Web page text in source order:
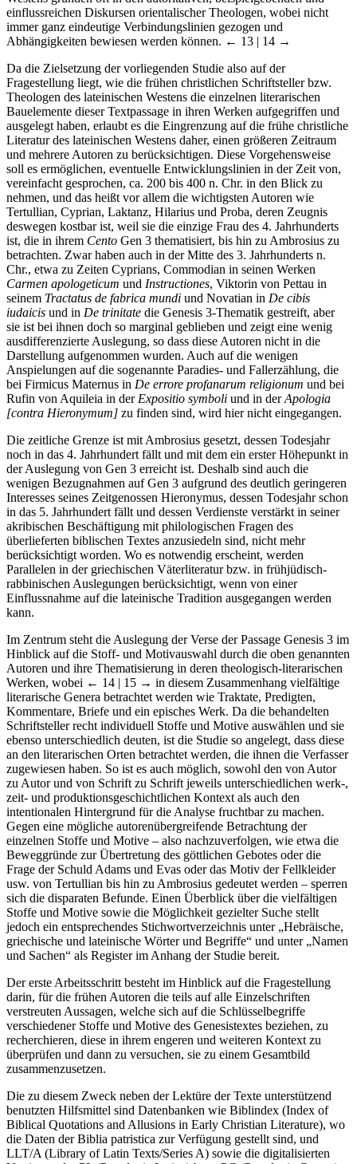
einflussreichen Diskursen orientalischer Theologen, wobei nicht
immer ganz eindeutige Verbindungslinien gezogen und
Abhängigkeiten bewiesen werden können. ← 13 | 14 →
Da die Zielsetzung der vorliegenden Studie also auf der
Fragestellung liegt, wie die frühen christlichen Schriftsteller bzw.
Theologen des lateinischen Westens die einzelnen literarischen
Bauelemente dieser Textpassage in ihren Werken aufgegriffen und
ausgelegt haben, erlaubt es die Eingrenzung auf die frühe christliche
Literatur des lateinischen Westens daher, einen größeren Zeitraum
und mehrere Autoren zu berücksichtigen. Diese Vorgehensweise
soll es ermöglichen, eventuelle Entwicklungslinien in der Zeit von,
vereinfacht gesprochen, ca. 200 bis 400 n. Chr. in den Blick zu
nehmen, und das heißt vor allem die wichtigsten Autoren wie
Tertullian, Cyprian, Laktanz, Hilarius und Proba, deren Zeugnis
deswegen kostbar ist, weil sie die einzige Frau des 4. Jahrhunderts
ist, die in ihrem Cento Gen 3 thematisiert, bis hin zu Ambrosius zu
betrachten. Zwar haben auch in der Mitte des 3. Jahrhunderts n.
Chr., etwa zu Zeiten Cyprians, Commodian in seinen Werken
Carmen apologeticum und Instructiones, Viktorin von Pettau in
seinem Tractatus de fabrica mundi und Novatian in De cibis
iudaicis und in De trinitate die Genesis 3-Thematik gestreift, aber
sie ist bei ihnen doch so marginal geblieben und zeigt eine wenig
ausdifferenzierte Auslegung, so dass diese Autoren nicht in die
Darstellung aufgenommen wurden. Auch auf die wenigen
Anspielungen auf die sogenannte Paradies- und Fallerzählung, die
bei Firmicus Maternus in De errore profanarum religionum und bei
Rufin von Aquileia in der Expositio symboli und in derApologia
[contra Hieronymum] zu finden sind, wird hier nicht eingegangen.
Die zeitliche Grenze ist mit Ambrosius gesetzt, dessen Todesjahr
noch in das 4. Jahrhundert fällt und mit dem ein erster Höhepunkt in
der Auslegung von Gen 3 erreicht ist. Deshalb sind auch die
wenigen Bezugnahmen auf Gen 3 aufgrund des deutlich geringeren
Interesses seines Zeitgenossen Hieronymus, dessen Todesjahr schon
in das 5. Jahrhundert fällt und dessen Verdienste verstärkt in seiner
akribischen Beschäftigung mit philologischen Fragen des
überlieferten biblischen Textes anzusiedeln sind, nicht mehr
berücksichtigt worden. Wo es notwendig erscheint, werden
Parallelen in der griechischen Väterliteratur bzw. in frühjüdisch-
rabbinischen Auslegungen berücksichtigt, wenn von einer
Einflussnahme auf die lateinische Tradition ausgegangen werden
kann.
Im Zentrum steht die Auslegung der Verse der Passage Genesis 3 im
Hinblick auf die Stoff- und Motivauswahl durch die oben genannten
Autoren und ihre Thematisierung in deren theologisch-literarischen
Werken, wobei ← 14 | 15 → in diesem Zusammenhang vielfältige
literarische Genera betrachtet werden wie Traktate, Predigten,
Kommentare, Briefe und ein episches Werk. Da die behandelten
Schriftsteller recht individuell Stoffe und Motive auswählen und sie
ebenso unterschiedlich deuten, ist die Studie so angelegt, dass diese
an den literarischen Orten betrachtet werden, die ihnen die Verfasser
zugewiesen haben. So ist es auch möglich, sowohl den von Autor
zu Autor und von Schrift zu Schrift jeweils unterschiedlichen werk-,
zeit- und produktionsgeschichtlichen Kontext als auch den
intentionalen Hintergrund für die Analyse fruchtbar zu machen.
Gegen eine mögliche autorenübergreifende Betrachtung der
einzelnen Stoffe und Motive – also nachzuverfolgen, wie etwa die
Beweggründe zur Übertretung des göttlichen Gebotes oder die
Frage der Schuld Adams und Evas oder das Motiv der Fellkleider
usw. von Tertullian bis hin zu Ambrosius gedeutet werden – sperren
sich die disparaten Befunde. Einen Überblick über die vielfältigen
Stoffe und Motive sowie die Möglichkeit gezielter Suche stellt
jedoch ein entsprechendes Stichwortverzeichnis unter „Hebräische,
griechische und lateinische Wörter und Begriffe“ und unter „Namen
und Sachen“ als Register im Anhang der Studie bereit.
Der erste Arbeitsschritt besteht im Hinblick auf die Fragestellung
darin, für die frühen Autoren die teils auf alle Einzelschriften
verstreuten Aussagen, welche sich auf die Schlüsselbegriffe
verschiedener Stoffe und Motive des Genesistextes beziehen, zu
recherchieren, diese in ihrem engeren und weiteren Kontext zu
überprüfen und dann zu versuchen, sie zu einem Gesamtbild
zusammenzusetzen.
Die zu diesem Zweck neben der Lektüre der Texte unterstützend
benutzten Hilfsmittel sind Datenbanken wie Biblindex (Index of
Biblical Quotations and Allusions in Early Christian Literature), wo
die Daten der Biblia patristica zur Verfügung gestellt sind, und
LLT/A (Library of Latin Texts/Series A) sowie die digitalisierten